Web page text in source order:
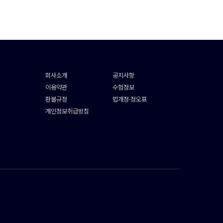
회사소개
이용약관
환불규정
개인정보취급방침
공지사항
수험정보
법개정·정오표